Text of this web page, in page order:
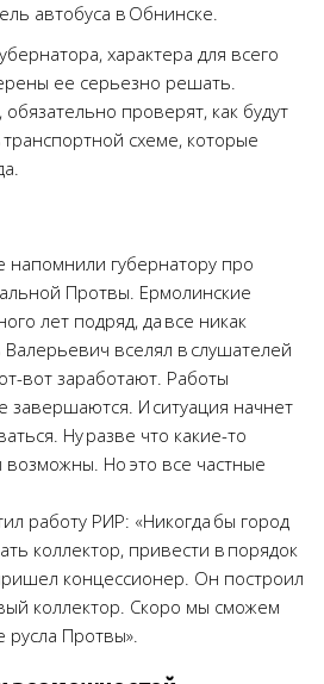
автобуса в Обнинске.
характера для всего
ее серьезно решать.
проверят, как будут
схеме, которые
напомнили губернатору про
Протвы. Ермолинские
лет подряд, да все никак
Валерьевич вселял в слушателей
вот заработают. Работы
завершаются. И ситуация начнет
Ну разве что какие-то
Но это все частные
работу РИР: «Никогда бы город
коллектор, привести в порядок
концессионер. Он построил
коллектор. Скоро мы сможем
русла Протвы».